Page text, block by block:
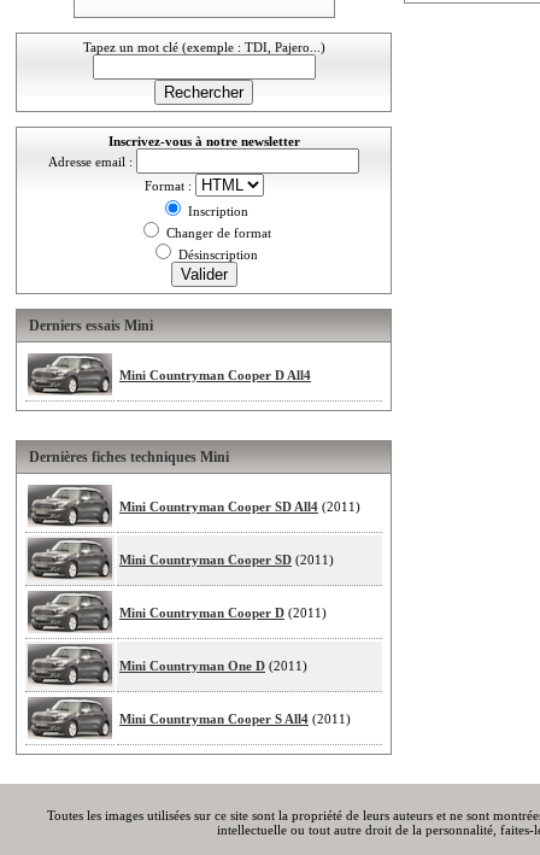
Tapez un mot clé (exemple : TDI, Pajero...)
Inscrivez-vous à notre newsletter
Adresse email :
Format :
Inscription
Changer de format
Désinscription
Derniers essais Mini
Mini Countryman Cooper D All4
Dernières fiches techniques Mini
Mini Countryman Cooper SD All4 (2011)
Mini Countryman Cooper SD (2011)
Mini Countryman Cooper D (2011)
Mini Countryman One D (2011)
Mini Countryman Cooper S All4 (2011)
Toutes les images utilisées sur ce site sont la propriété de leurs auteurs et ne sont
intellectuelle ou tout autre droit de la personnalité,